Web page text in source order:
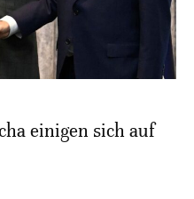
einigen sich auf